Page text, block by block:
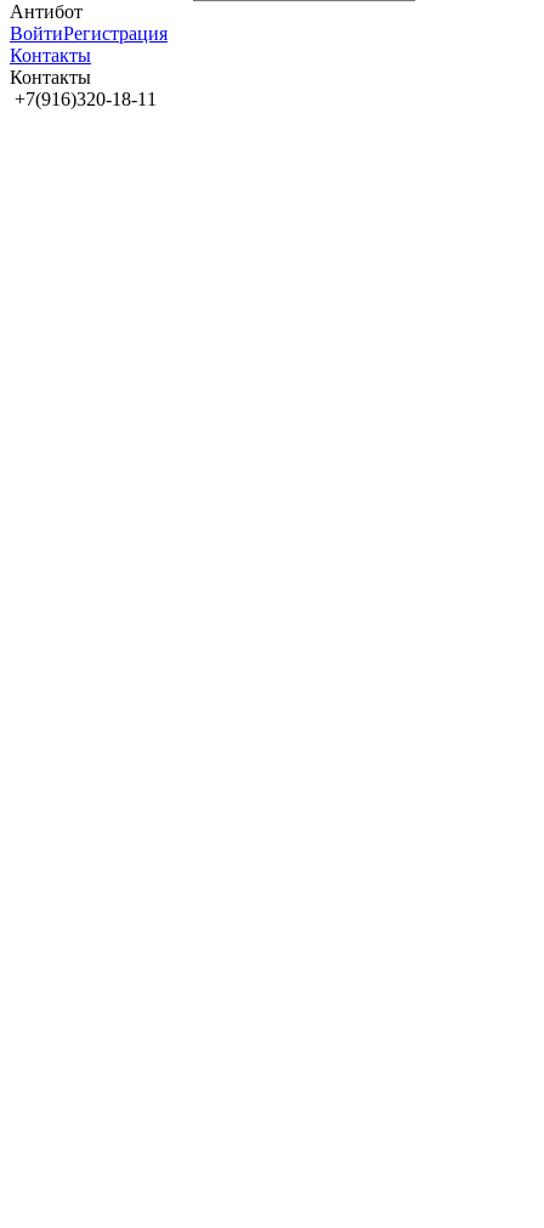
Антибот
ВойтиРегистрация
Контакты
Контакты
+7(916)320-18-11